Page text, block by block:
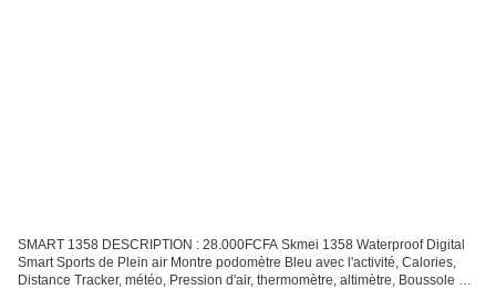
SMART 1358 DESCRIPTION : 28.000FCFA Skmei 1358 Waterproof Digital
Smart Sports de Plein air Montre podomètre Bleu avec l'activité, Calories,
Distance Tracker, météo, Pression d'air, thermomètre, altimètre, Boussole et